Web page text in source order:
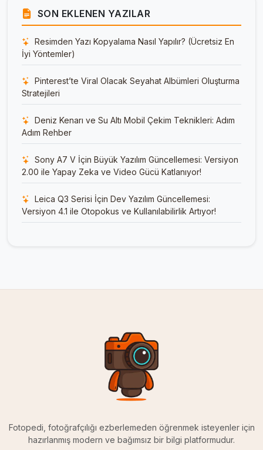
SON EKLENEN YAZILAR
Resimden Yazı Kopyalama Nasıl Yapılır? (Ücretsiz En
İyi Yöntemler)
Pinterest’te Viral Olacak Seyahat Albümleri Oluşturma
Stratejileri
Deniz Kenarı ve Su Altı Mobil Çekim Teknikleri: Adım
Adım Rehber
Sony A7 V İçin Büyük Yazılım Güncellemesi: Versiyon
2.00 ile Yapay Zeka ve Video Gücü Katlanıyor!
Leica Q3 Serisi İçin Dev Yazılım Güncellemesi:
Versiyon 4.1 ile Otopokus ve Kullanılabilirlik Artıyor!
Fotopedi, fotoğrafçılığı ezberlemeden öğrenmek isteyenler için
hazırlanmış modern ve bağımsız bir bilgi platformudur.